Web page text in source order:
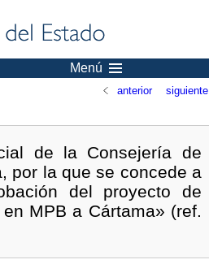
Menú
anterior siguiente
de la Consejería de
por la que se concede a
del proyecto de
MPB a Cártama» (ref.